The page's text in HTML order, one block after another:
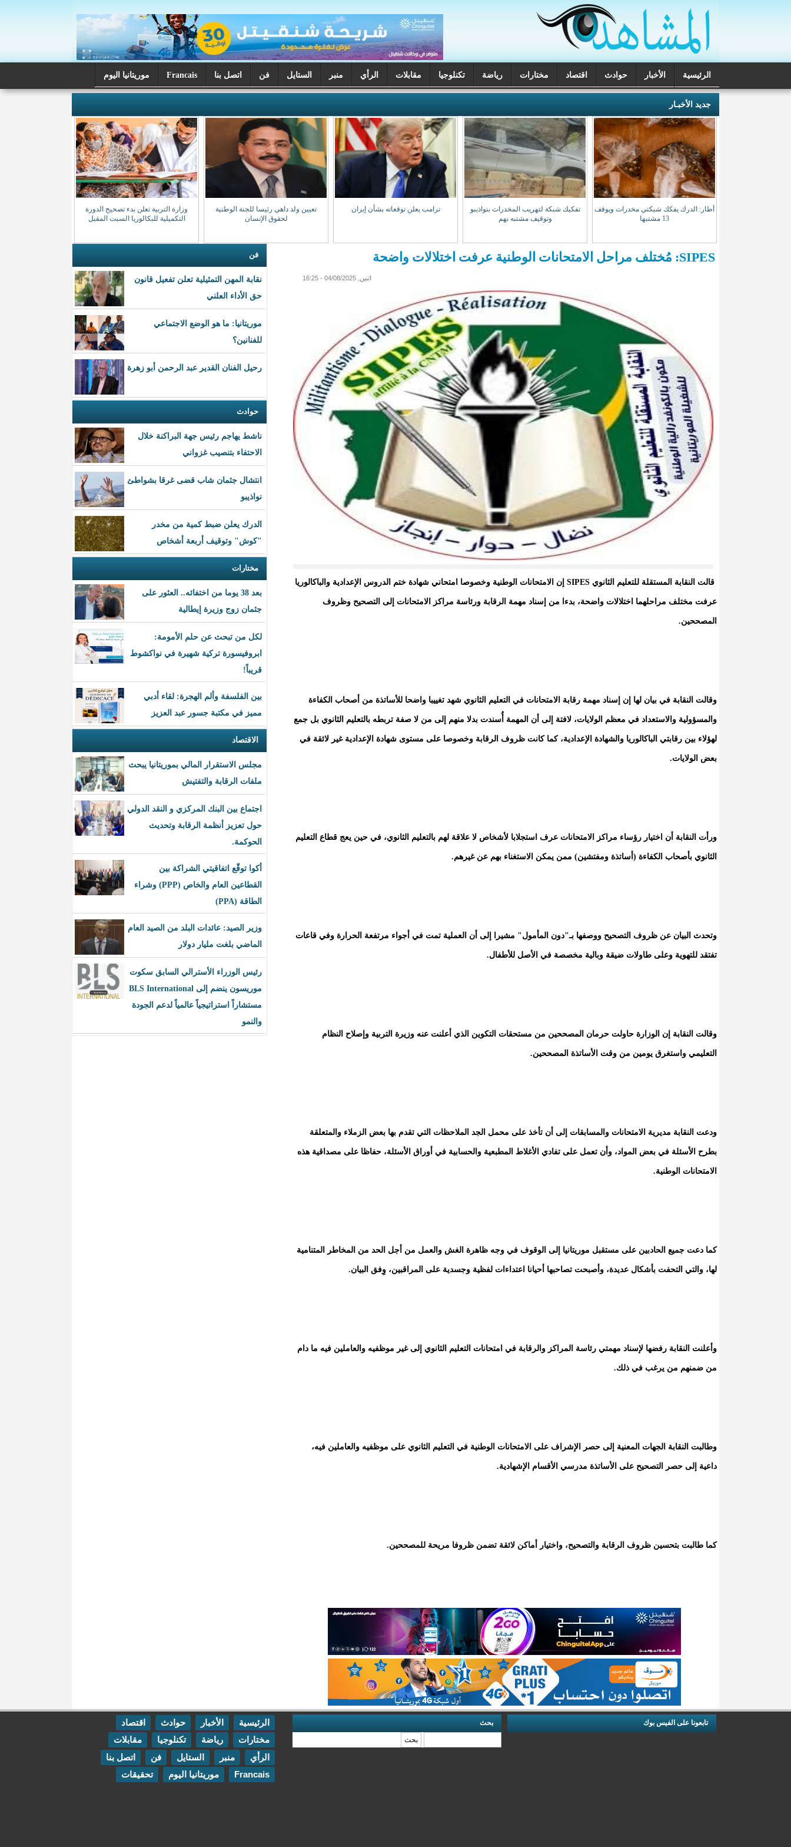
الرئيسية الأخبار حوادث اقتصاد مختارات رياضة تكنلوجيا مقابلات الرأي منبر الستايل فن اتصل بنا Francais موريتانيا اليوم
تحقيقات
جديد الأخبـار
أطار: الدرك يفكك شبكتي مخدرات ويوقف
13 مشتبها
تفكيك شبكة لتهريب المخدرات بنواذيبو
وتوقيف مشتبه بهم
ترامب يعلن توقعاته بشأن إيران
تعيين ولد داهي رئيسا للجنة الوطنية
لحقوق الإنسان
وزارة التربية تعلن بدء تصحيح الدورة
التكميلية للبكالوريا السبت المقبل
فن
نقابة المهن التمثيلية تعلن تفعيل قانون
حق الأداء العلني
موريتانيا: ما هو الوضع الاجتماعي
للفنانين؟
رحيل الفنان القدير عبد الرحمن أبو زهرة
حوادث
ناشط يهاجم رئيس جهة البراكنة خلال
الاحتفاء بتنصيب غزواني
انتشال جثمان شاب قضى غرقا بشواطئ
نواذيبو
الدرك يعلن ضبط كمية من مخدر
"كوش" وتوقيف أربعة أشخاص
مختارات
بعد 38 يوما من اختفائه.. العثور على
جثمان زوج وزيرة إيطالية
لكل من تبحث عن حلم الأمومة:
ابروفيسورة تركية شهيرة في نواكشوط
قريباً!
بين الفلسفة وألم الهجرة: لقاء أدبي
مميز في مكتبة جسور عبد العزيز
الاقتصاد
مجلس الاستقرار المالي بموريتانيا يبحث
ملفات الرقابة والتفتيش
اجتماع بين البنك المركزي و النقد الدولي
حول تعزيز أنظمة الرقابة وتحديث
الحوكمة.
أكوا توقّع اتفاقيتي الشراكة بين
القطاعين العام والخاص (PPP) وشراء
الطاقة (PPA)
وزير الصيد: عائدات البلد من الصيد العام
الماضي بلغت مليار دولار
رئيس الوزراء الأسترالي السابق سكوت
موريسون ينضم إلى BLS International
مستشاراً استراتيجياً عالمياً لدعم الجودة
والنمو
SIPES: مُختلف مراحل الامتحانات الوطنية عرفت اختلالات واضحة
اثنين, 04/08/2025 - 16:25
قالت النقابة المستقلة للتعليم الثانوي SIPES إن الامتحانات الوطنية وخصوصا امتحاني شهادة ختم الدروس الإعدادية والباكالوريا
عرفت مختلف مراحلهما اختلالات واضحة، بدءا من إسناد مهمة الرقابة ورئاسة مراكز الامتحانات إلى التصحيح وظروف
المصححين.
وقالت النقابة في بيان لها إن إسناد مهمة رقابة الامتحانات في التعليم الثانوي شهد تغييبا واضحا للأساتذة من أصحاب الكفاءة
والمسؤولية والاستعداد في معظم الولايات، لافتة إلى أن المهمة أُسندت بدلا منهم إلى من لا صفة تربطه بالتعليم الثانوي بل جمع
لهؤلاء بين رقابتي الباكالوريا والشهادة الإعدادية، كما كانت ظروف الرقابة وخصوصا على مستوى شهادة الإعدادية غير لائقة في
بعض الولايات.
ورأت النقابة أن اختيار رؤساء مراكز الامتحانات عرف استجلابا لأشخاص لا علاقة لهم بالتعليم الثانوي، في حين يعج قطاع التعليم
الثانوي بأصحاب الكفاءة (أساتذة ومفتشين) ممن يمكن الاستغناء بهم عن غيرهم.
وتحدث البيان عن ظروف التصحيح ووصفها بـ"دون المأمول" مشيرا إلى أن العملية تمت في أجواء مرتفعة الحرارة وفي قاعات
تفتقد للتهوية وعلى طاولات ضيقة وبالية مخصصة في الأصل للأطفال.
وقالت النقابة إن الوزارة حاولت حرمان المصححين من مستحقات التكوين الذي أعلنت عنه وزيرة التربية وإصلاح النظام
التعليمي واستغرق يومين من وقت الأساتذة المصححين.
ودعت النقابة مديرية الامتحانات والمسابقات إلى أن تأخذ على محمل الجد الملاحظات التي تقدم بها بعض الزملاء والمتعلقة
بطرح الأسئلة في بعض المواد، وأن تعمل على تفادي الأغلاط المطبعية والحسابية في أوراق الأسئلة، حفاظا على مصداقية هذه
الامتحانات الوطنية.
كما دعت جميع الحادبين على مستقبل موريتانيا إلى الوقوف في وجه ظاهرة الغش والعمل من أجل الحد من المخاطر المتنامية
لها، والتي التحفت بأشكال عديدة، وأصبحت تصاحبها أحيانا اعتداءات لفظية وجسدية على المراقبين، وِفق البيان.
وأعلنت النقابة رفضها لإسناد مهمتي رئاسة المراكز والرقابة في امتحانات التعليم الثانوي إلى غير موظفيه والعاملين فيه ما دام
من ضمنهم من يرغب في ذلك.
وطالبت النقابة الجهات المعنية إلى حصر الإشراف على الامتحانات الوطنية في التعليم الثانوي على موظفيه والعاملين فيه،
داعية إلى حصر التصحيح على الأساتذة مدرسي الأقسام الإشهادية.
كما طالبت بتحسين ظروف الرقابة والتصحيح، واختيار أماكن لائقة تضمن ظروفا مريحة للمصححين.
تابعونا على الفيس بوك بحث الرئيسية الأخبار حوادث
اقتصاد
مختارات
رياضة تكنلوجيا
مقابلات
الرأي
منبر الستايل فن
اتصل بنا
Francais
موريتانيا اليوم تحقيقات